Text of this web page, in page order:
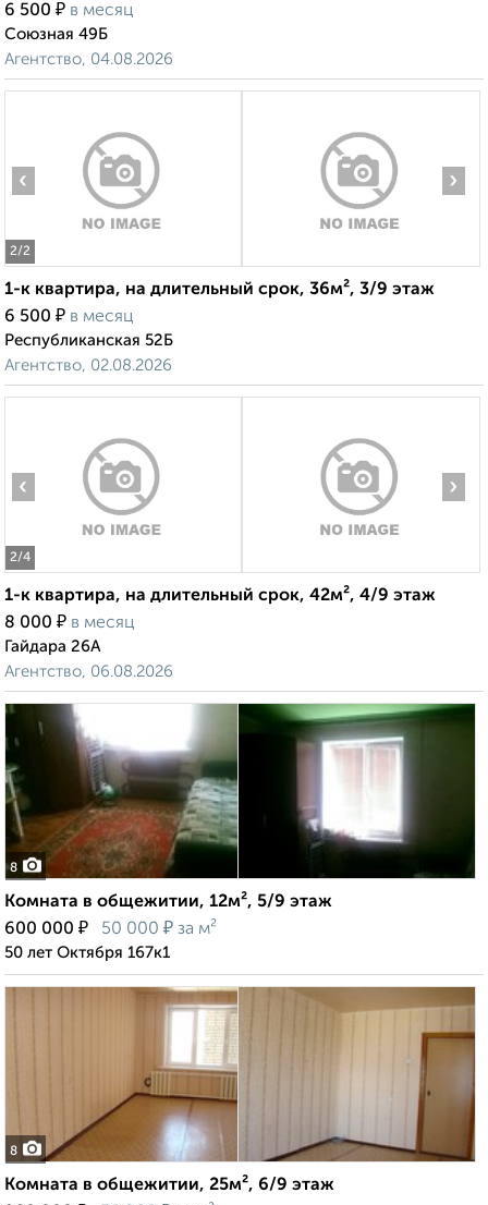
6 500 ₽ в месяц
Союзная 49Б
Агентство, 04.08.2026
2/2
‹ ›
1-к квартира, на длительный срок, 36м², 3/9 этаж
6 500 ₽ в месяц
Республиканская 52Б
Агентство, 02.08.2026
2/4
‹ ›
1-к квартира, на длительный срок, 42м², 4/9 этаж
8 000 ₽ в месяц
Гайдара 26А
Агентство, 06.08.2026
8
Комната в общежитии, 12м², 5/9 этаж
600 000 ₽ 50 000 ₽ за м²
50 лет Октября 167к1
8
Комната в общежитии, 25м², 6/9 этаж